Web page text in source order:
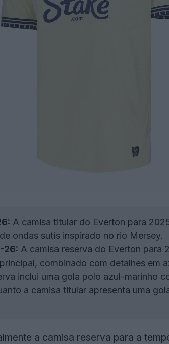
A camisa titular do Everton para
ondas sutis inspirado no rio Mersey.
26: A camisa reserva do Everton para
combinado com detalhes em
inclui uma gola polo azul-marinho
a camisa titular apresenta uma
a camisa reserva para a